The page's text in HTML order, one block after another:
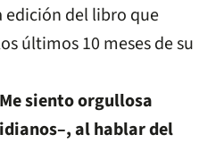
edición del libro que
últimos 10 meses de su
siento orgullosa
al hablar del